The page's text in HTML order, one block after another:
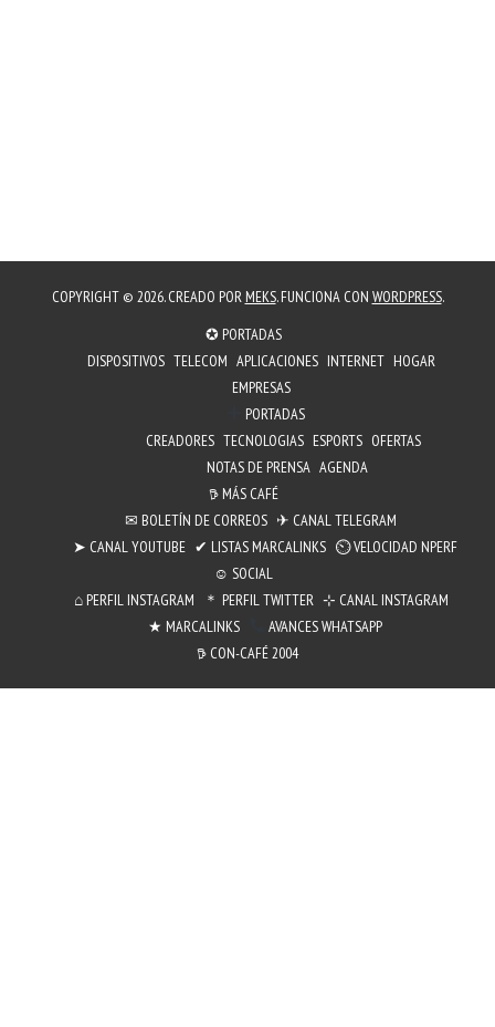
COPYRIGHT © 2026. CREADO POR MEKS. FUNCIONA CON WORDPRESS.
✪ PORTADAS
DISPOSITIVOS TELECOM APLICACIONES INTERNET HOGAR
EMPRESAS
PORTADAS
CREADORES TECNOLOGIAS ESPORTS OFERTAS
NOTAS DE PRENSA AGENDA
𖠚 MÁS CAFÉ
✉︎ BOLETÍN DE CORREOS ✈ CANAL TELEGRAM
➤ CANAL YOUTUBE ✔ LISTAS MARCALINKS ⏲︎ VELOCIDAD NPERF
☺ SOCIAL
⌂ PERFIL INSTAGRAM
＊ PERFIL TWITTER ⊹ CANAL INSTAGRAM
★ MARCALINKS
AVANCES WHATSAPP
𖠚 CON-CAFÉ 2004